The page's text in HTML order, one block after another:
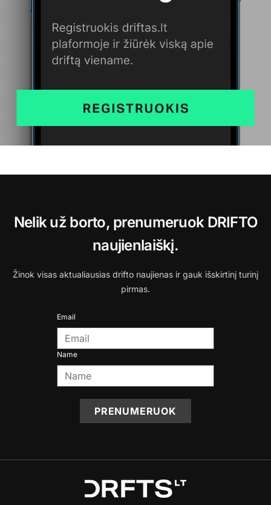
Nelik už borto, prenumeruok DRIFTO
naujienlaiškį.
Žinok visas aktualiausias drifto naujienas ir gauk išskirtinį turinį
pirmas.
Email
Name
PRENUMERUOK